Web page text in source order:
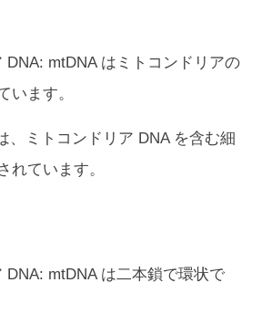
DNA: mtDNA はミトコンドリアの
います。
、ミトコンドリア DNA を含む細
れています。
DNA: mtDNA は二本鎖で環状で